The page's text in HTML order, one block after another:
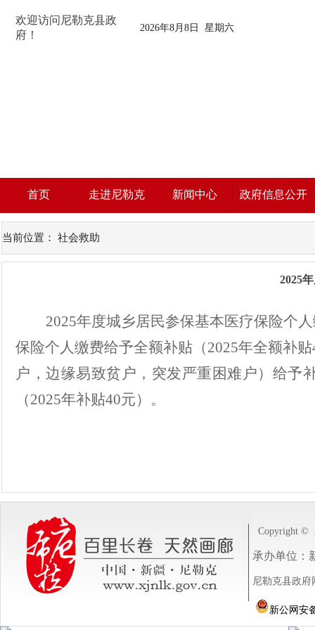
欢迎访问尼勒克县政
府！
2026年8月8日 星期六
首页 走进尼勒克 新闻中心 政府信息公开
当前位置： 社会救助
2025
2025年度城乡居民参保基本医疗保险个
保险个人缴费给予全额补贴（2025年全额补贴
户，边缘易致贫户，突发严重困难户）给予
（2025年补贴40元）。
Copyright ©
承办单位：
尼勒克县政府
新公网安